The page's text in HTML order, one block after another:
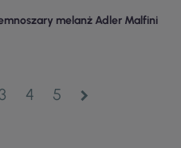
melanż Adler Malfini
3 4 5 chevron_right